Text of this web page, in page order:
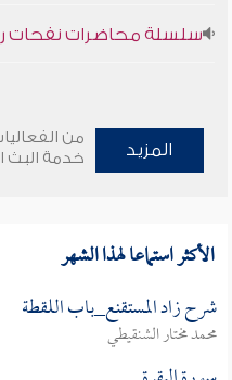
سلسلة محاضرات نفحات
المزيد
من
خدمة البث
الأكثر استماعا لهذا الشهر
شرح زاد المستقنع_باب اللقطة
محمد مختار الشنقيطي